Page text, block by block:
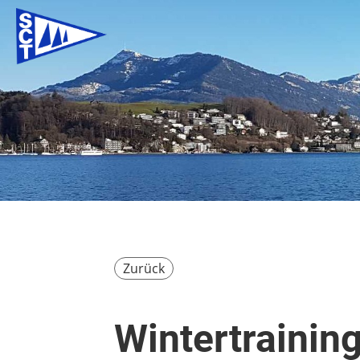
Zurück